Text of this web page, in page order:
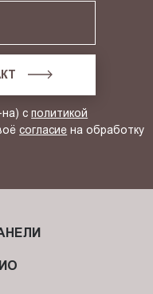
на) сполитикой
согласие на обработку